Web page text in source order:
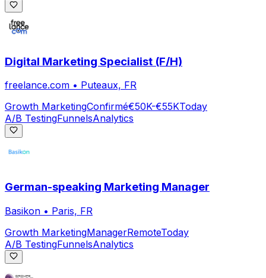
Digital Marketing Specialist (F/H)
freelance.com • Puteaux, FR
Growth MarketingConfirmé€50K-€55KToday
A/B TestingFunnelsAnalytics
German-speaking Marketing Manager
Basikon • Paris, FR
Growth MarketingManagerRemoteToday
A/B TestingFunnelsAnalytics